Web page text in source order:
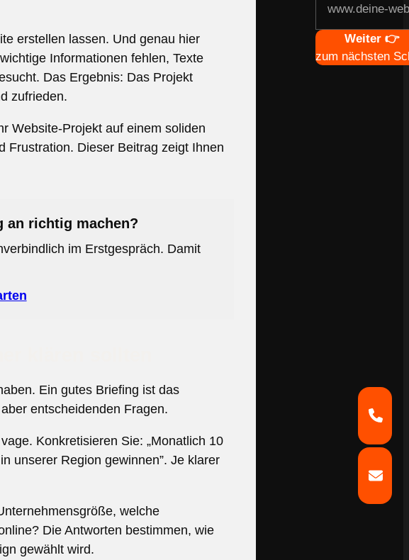
erstellen lassen. Und genau hier
Informationen fehlen, Texte
Das Ergebnis: Das Projekt
zufrieden.
Website-Projekt auf einem soliden
Frustration. Dieser Beitrag zeigt Ihnen
an richtig machen?
im Erstgespräch. Damit
Ein gutes Briefing ist das
entscheidenden Fragen.
Konkretisieren Sie: „Monatlich 10
unserer Region gewinnen”. Je klarer
welche
Die Antworten bestimmen, wie
gewählt wird.
NavigationWeiter 👉
zum nächsten